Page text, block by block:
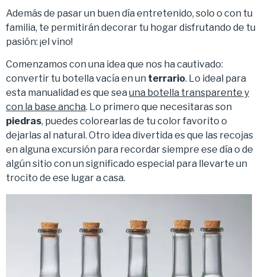
Además de pasar un buen día entretenido, solo o con tu
familia, te permitirán decorar tu hogar disfrutando de tu
pasión: ¡el vino!
Comenzamos con una idea que nos ha cautivado:
convertir tu botella vacía en un terrario. Lo ideal para
esta manualidad es que sea una botella transparente y
con la base ancha. Lo primero que necesitaras son
piedras, puedes colorearlas de tu color favorito o
dejarlas al natural. Otro idea divertida es que las recojas
en alguna excursión para recordar siempre ese día o de
algún sitio con un significado especial para llevarte un
trocito de ese lugar a casa.